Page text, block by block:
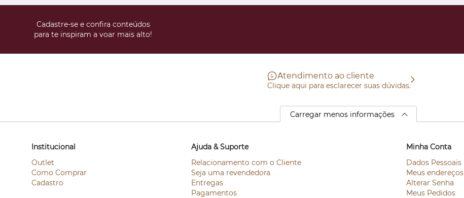
Cadastre-se e confira conteúdos
para te inspiram a voar mais alto!
Atendimento ao cliente
Clique aqui para esclarecer suas dúvidas.
Carregar menos informações
Institucional
Outlet
Como Comprar
Cadastro
Ajuda & Suporte
Relacionamento com o Cliente
Seja uma revendedora
Entregas
Pagamentos
Minha Conta
Dados Pessoais
Meus endereços
Alterar Senha
Meus Pedidos